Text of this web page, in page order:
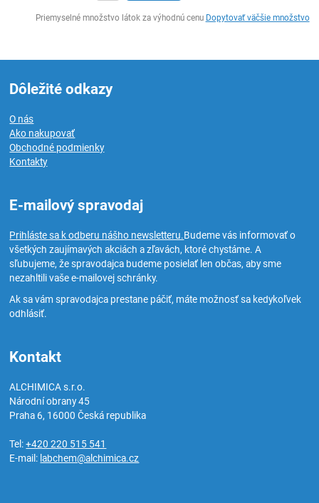
Priemyselné množstvo látok za výhodnú cenu Dopytovať väčšie množstvo
Dôležité odkazy
O nás
Ako nakupovať
Obchodné podmienky
Kontakty
E-mailový spravodaj
Prihláste sa k odberu nášho newsletteru.Budeme vás informovať o
všetkých zaujímavých akciách a zľavách, ktoré chystáme. A
sľubujeme, že spravodajca budeme posielať len občas, aby sme
nezahltili vaše e-mailovej schránky.
Ak sa vám spravodajca prestane páčiť, máte možnosť sa kedykoľvek
odhlásiť.
Kontakt
ALCHIMICA s.r.o.
Národní obrany 45
Praha 6, 16000Česká republika
Tel:+420 220 515 541
E-mail: labchem@alchimica.cz